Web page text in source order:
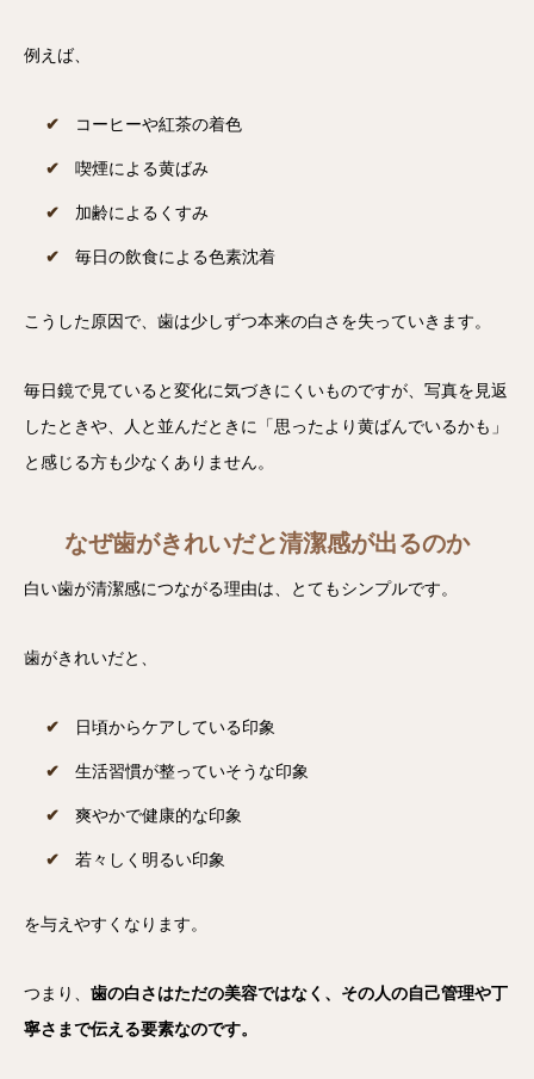
例えば、
コーヒーや紅茶の着色
喫煙による黄ばみ
加齢によるくすみ
毎日の飲食による色素沈着
こうした原因で、歯は少しずつ本来の白さを失っていきます。
毎日鏡で見ていると変化に気づきにくいものですが、写真を見返
したときや、人と並んだときに「思ったより黄ばんでいるかも」
と感じる方も少なくありません。
なぜ歯がきれいだと清潔感が出るのか
白い歯が清潔感につながる理由は、とてもシンプルです。
歯がきれいだと、
日頃からケアしている印象
生活習慣が整っていそうな印象
爽やかで健康的な印象
若々しく明るい印象
を与えやすくなります。
つまり、 歯の白さはただの美容ではなく、その人の自己管理や丁
寧さまで伝える要素なのです。